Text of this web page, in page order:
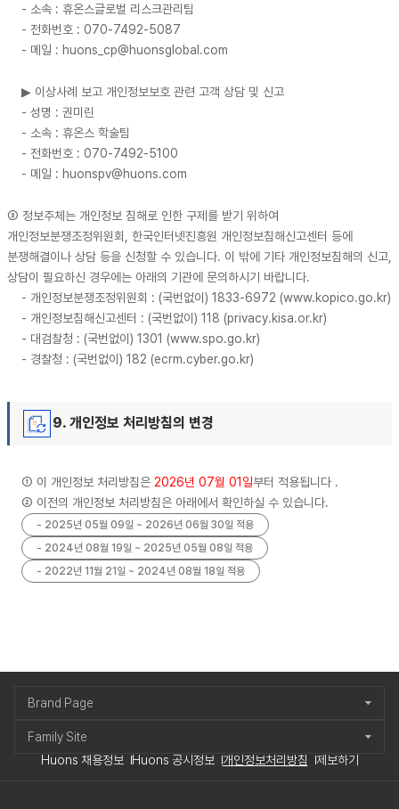
- 소속 : 휴온스글로벌 리스크관리팀
- 전화번호 : 070-7492-5087
- 메일 : huons_cp@huonsglobal.com
▶ 이상사례 보고 개인정보보호 관련 고객 상담 및 신고
- 성명 : 권미린
- 소속 : 휴온스 학술팀
- 전화번호 : 070-7492-5100
- 메일 : huonspv@huons.com
③ 정보주체는 개인정보 침해로 인한 구제를 받기 위하여
개인정보분쟁조정위원회, 한국인터넷진흥원 개인정보침해신고센터 등에
분쟁해결이나 상담 등을 신청할 수 있습니다. 이 밖에 기타 개인정보침해의 신고,
상담이 필요하신 경우에는 아래의 기관에 문의하시기 바랍니다.
- 개인정보분쟁조정위원회 : (국번없이) 1833-6972 (www.kopico.go.kr)
- 개인정보침해신고센터 : (국번없이) 118 (privacy.kisa.or.kr)
- 대검찰청 : (국번없이) 1301 (www.spo.go.kr)
- 경찰청 : (국번없이) 182 (ecrm.cyber.go.kr)
9. 개인정보 처리방침의 변경
① 이 개인정보 처리방침은 2026년 07월 01일부터 적용됩니다 .
② 이전의 개인정보 처리방침은 아래에서 확인하실 수 있습니다.
- 2025년 05월 09일 ~ 2026년 06월 30일 적용
- 2024년 08월 19일 ~ 2025년 05월 08일 적용
- 2022년 11월 21일 ~ 2024년 08월 18일 적용
Huons 채용정보 Huons 공시정보 개인정보처리방침 제보하기
Brand Page
Family Site